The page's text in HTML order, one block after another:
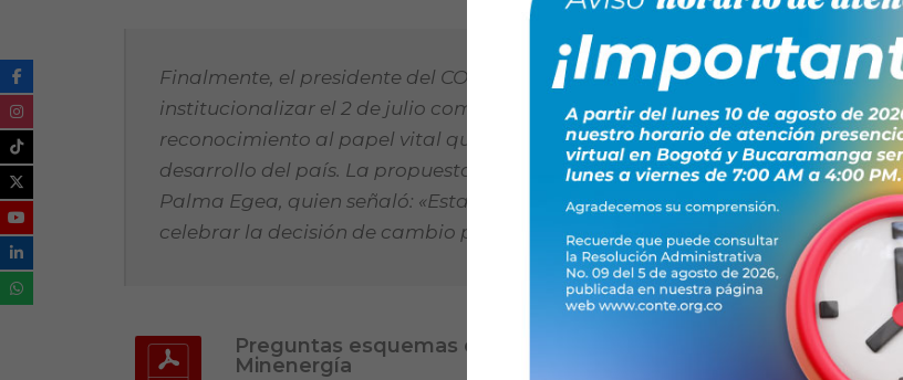
Finalmente, el presidente del CONTE, Luis Gabriel Aguilar Barón, propuso
institucionalizar el 2 de julio como el Día Nacional del Técnico Electricista, en
reconocimiento al papel vital que cumplen estos profesionales en el
desarrollo del país. La propuesta recibió el respaldo del ministro Edwin
Palma Egea, quien señaló: «Esta fecha se hace necesaria para encontrarnos y
celebrar la decisión de cambio para las y los electricistas del país»
. ♞
Preguntas esquemas constructivos Resolución 40304 de 2025
Minenergía